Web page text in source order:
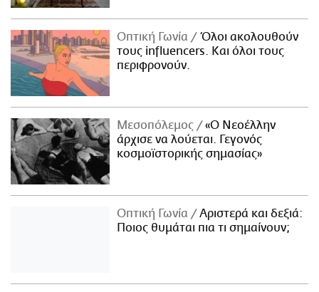
Οπτική Γωνία
Όλοι ακολουθούν
τους influencers. Και όλοι τους
περιφρονούν.
Μεσοπόλεμος
«Ο Νεοέλλην
άρχισε να λούεται. Γεγονός
κοσμοϊστορικής σημασίας»
Οπτική Γωνία
Αριστερά και δεξιά:
Ποιος θυμάται πια τι σημαίνουν;